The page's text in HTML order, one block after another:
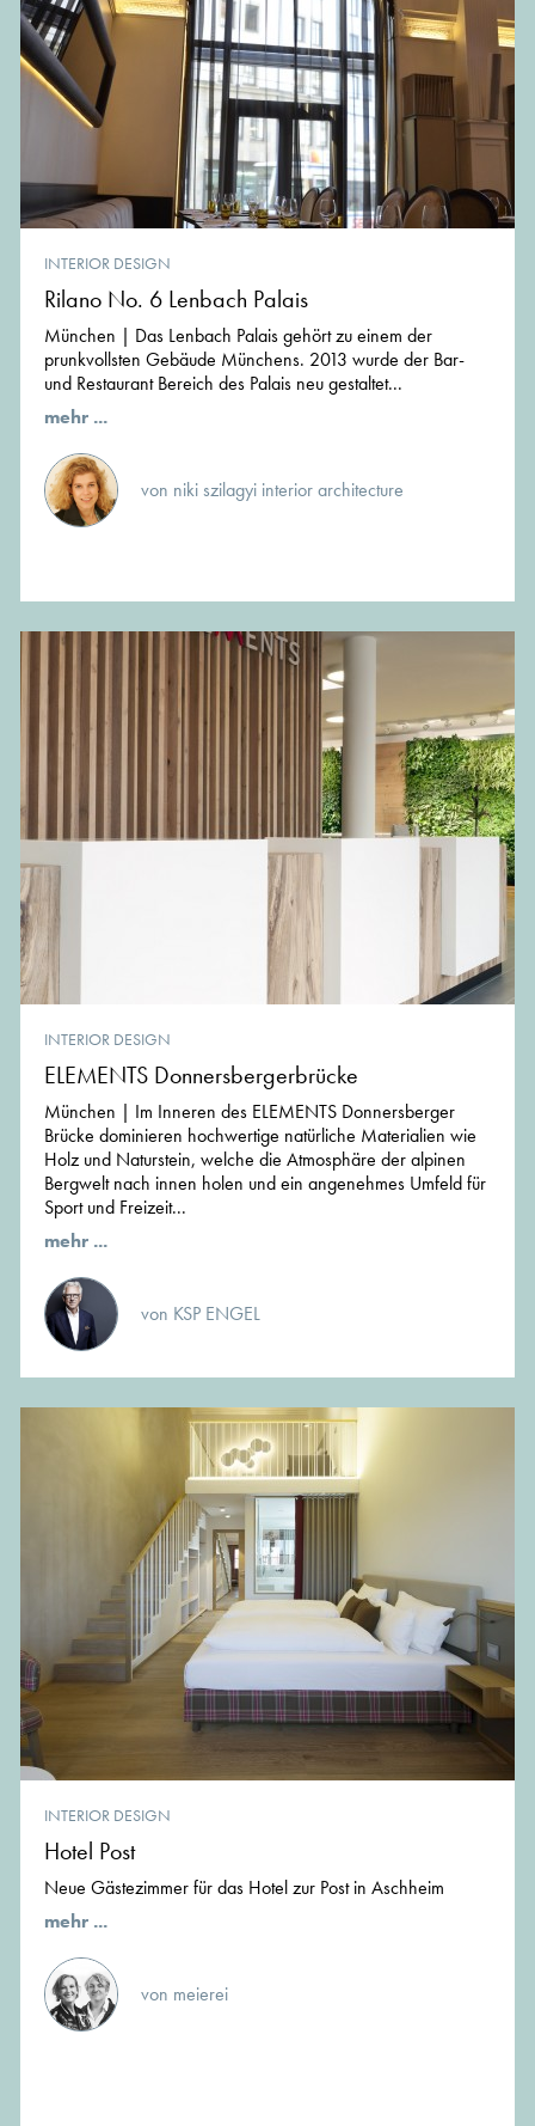
INTERIOR DESIGN
Rilano No. 6 Lenbach Palais
München | Das Lenbach Palais gehört zu einem der
prunkvollsten Gebäude Münchens. 2013 wurde der Bar-
und Restaurant Bereich des Palais neu gestaltet...
mehr ...
von niki szilagyi interior architecture
INTERIOR DESIGN
ELEMENTS Donnersbergerbrücke
München | Im Inneren des ELEMENTS Donnersberger
Brücke dominieren hochwertige natürliche Materialien wie
Holz und Naturstein, welche die Atmosphäre der alpinen
Bergwelt nach innen holen und ein angenehmes Umfeld für
Sport und Freizeit...
mehr ...
von KSP ENGEL
INTERIOR DESIGN
Hotel Post
Neue Gästezimmer für das Hotel zur Post in Aschheim
mehr ...
von meierei